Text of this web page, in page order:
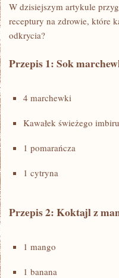
W dzisiejszym artykule
receptury na zdrowie, które
odkrycia?
Przepis 1: Sok
4 marchewki
Kawałek świeżego imbiru
1⁢ pomarańcza
1 cytryna
Przepis 2:⁣ Koktajl z
1 ⁣mango
1 ‌banana